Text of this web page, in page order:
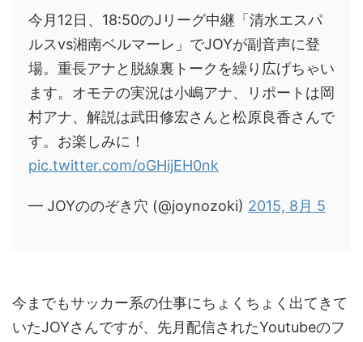
今月12日、18:50のJリーグ中継「清水エスパ
ルスvs湘南ベルマーレ」でJOYが副音声に登
場。重長アナと脱線裏トークを繰り広げちゃい
ます。オモテの実況は小嶋アナ、リポートは岡
村アナ、解説は武田修宏さんと松原良香さんで
す。お楽しみに！
pic.twitter.com/oGHijEH0nk
— JOYののぞき穴 (@joynozoki) 2015, 8月 5
今までもサッカー系の仕事にちょくちょく出てきて
いたJOYさんですが、先月配信されたYoutubeのフ